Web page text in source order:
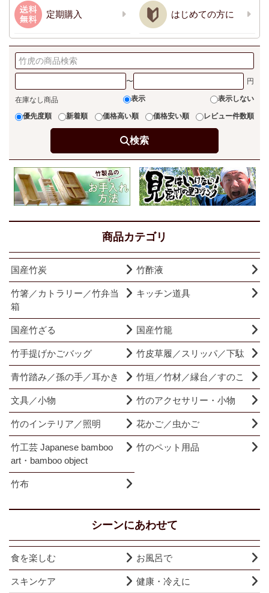
定期購入 はじめての方に
〜
在庫なし商品 表示 表示しない
優先度順 新着順 価格高い順 価格安い順 レビュー件数順
検索
商品カテゴリ
国産竹炭 竹酢液
竹箸／カトラリー／竹弁当
箱
キッチン道具
国産竹ざる 国産竹籠
竹手提げかごバッグ 竹皮草履／スリッパ／下駄
青竹踏み／孫の手／耳かき 竹垣／竹材／縁台／すのこ
文具／小物 竹のアクセサリー・小物
竹のインテリア／照明 花かご／虫かご
竹工芸 Japanese bamboo
art・bamboo object
竹のペット用品
竹布
シーンにあわせて
食を楽しむ お風呂で
スキンケア 健康・冷えに